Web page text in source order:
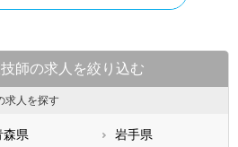
師の求人を絞り込む
求人を探す
森県
岩手県